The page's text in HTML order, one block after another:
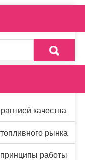
качества
рынка
работы